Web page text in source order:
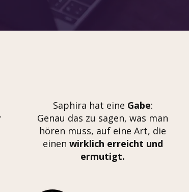
Saphira hat eine Gabe:
Genau das zu sagen, was man
hören muss, auf eine Art, die
einen wirklich erreicht und
ermutigt.